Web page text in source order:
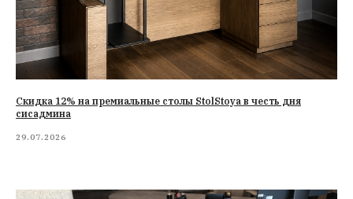
Cкидка 12% на премиальные столы StolStoya в честь дня
сисадмина
29.07.2026